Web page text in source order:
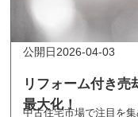
リフォーム付き売
最大化！
2026-04-03
中古住宅市場で注目を